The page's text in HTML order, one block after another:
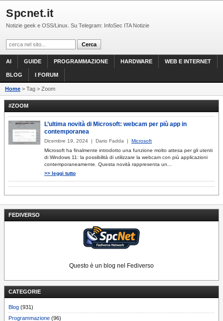
Spcnet.it
Notizie geek e OSS/Linux. Su Telegram: InfoSec ITA Notizie
AI GUIDE PROGRAMMAZIONE HARDWARE WEB E INTERNET
BLOG I FORUM
Home > Tag > Zoom
FEDIVERSO
Questo è un blog nel Fediverso
CATEGORIE
Blog (931)
Programmazione (96)
#ZOOM
L’ultima novità di Microsoft: webcam per più app in
contemporanea
Dicembre 19, 2024 | Dario Fadda | Microsoft
Microsoft ha finalmente introdotto una funzione molto attesa per gli utenti
di Windows 11: la possibilità di utilizzare la webcam con più applicazioni
contemporaneamente. Questa novità rappresenta un...
>> leggi tutto